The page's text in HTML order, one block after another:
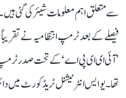
سے متعلق اہم معلومات شیئر کی گئی
’آئی ای ای پی اے‘ کے تحت صدر ٹرمپ
تھا۔ یو ایس انٹرنیشنل ٹریڈ کورٹ